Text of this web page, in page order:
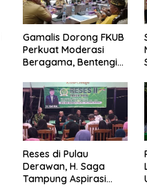
Gamalis Dorong FKUB
Perkuat Moderasi
Beragama, Bentengi
Pemecah Persatuan
Reses di Pulau
Derawan, H. Saga
Tampung Aspirasi